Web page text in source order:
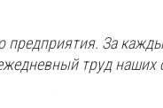
предприятия. За
труд наших